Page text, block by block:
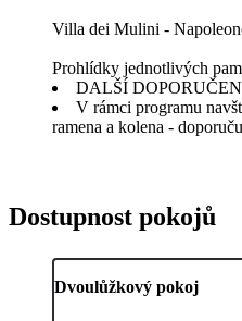
Villa dei Mulini -
Prohlídky jednotlivých
DALŠÍ
V rámci programu
ramena a kolena -
Dostupnost pokojů
Dvoulůžkový pokoj